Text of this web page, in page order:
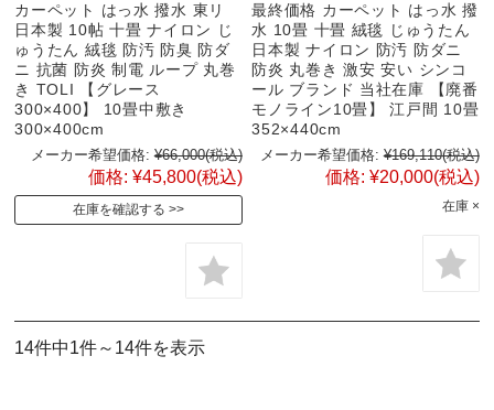
カーペット はっ水 撥水 東リ
日本製 10帖 十畳 ナイロン じ
ゅうたん 絨毯 防汚 防臭 防ダ
ニ 抗菌 防炎 制電 ループ 丸巻
き TOLI 【グレース
300×400】 10畳中敷き
300×400cm
メーカー希望価格: ¥66,000(税込)
価格: ¥45,800(税込)
在庫を確認する
最終価格 カーペット はっ水 撥
水 10畳 十畳 絨毯 じゅうたん
日本製 ナイロン 防汚 防ダニ
防炎 丸巻き 激安 安い シンコ
ール ブランド 当社在庫 【廃番
モノライン10畳】 江戸間 10畳
352×440cm
メーカー希望価格: ¥169,110(税込)
価格: ¥20,000(税込)
在庫 ×
14件中1件～14件を表示